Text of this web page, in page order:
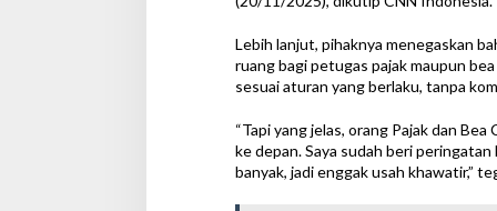
Lebih lanjut, pihaknya menegaskan
ruang bagi petugas pajak maupun
sesuai aturan yang berlaku, tanpa
“Tapi yang jelas, orang Pajak dan
ke depan. Saya sudah beri
banyak, jadi enggak usah khawatir,”